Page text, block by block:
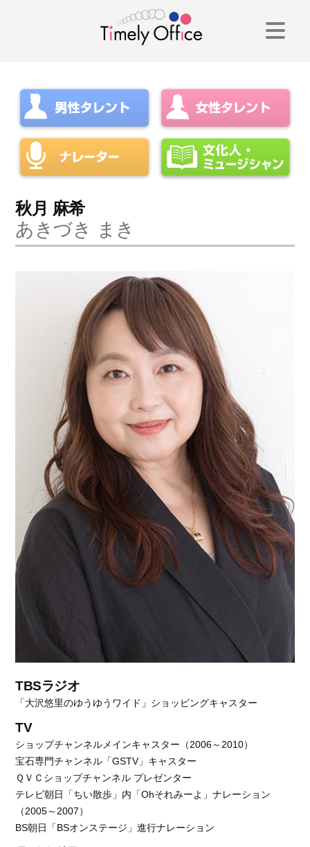
秋月 麻希
あきづき まき
TBSラジオ
「大沢悠里のゆうゆうワイド」ショッピングキャスター
TV
ショップチャンネルメインキャスター（2006～2010）
宝石専門チャンネル「GSTV」キャスター
ＱＶＣショップチャンネル プレゼンター
テレビ朝日「ちい散歩」内「Ohそれみーよ」ナレーション
（2005～2007）
BS朝日「BSオンステージ」進行ナレーション